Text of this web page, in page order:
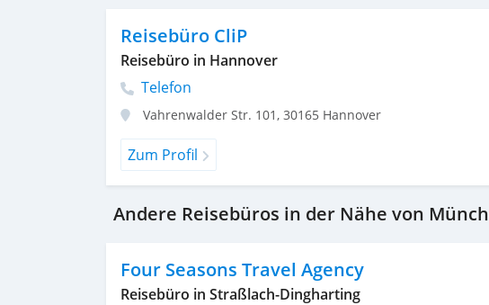
Reisebüro CliP
Reisebüro in Hannover
Telefon
Vahrenwalder Str. 101, 30165 Hannover
Zum Profil
Andere Reisebüros in der Nähe von
Four Seasons Travel Agency
Reisebüro in Straßlach-Dingharting